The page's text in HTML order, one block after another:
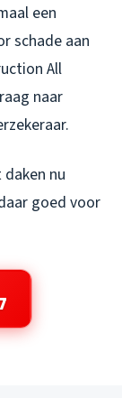
een
schade aan
All
naar
nu
goed voor